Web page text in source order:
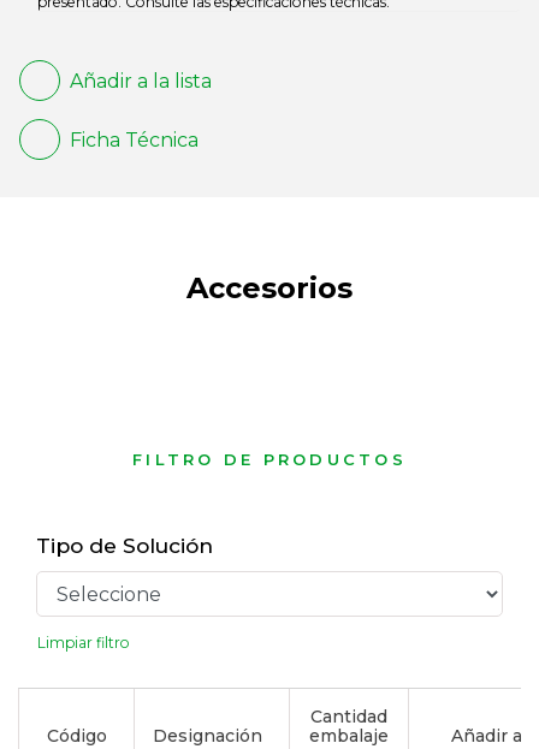
Añadir a la lista
Ficha Técnica
Accesorios
FILTRO DE PRODUCTOS
Tipo de Solución
Limpiar filtro
Código Designación
Cantidad
embalaje
Añadir a